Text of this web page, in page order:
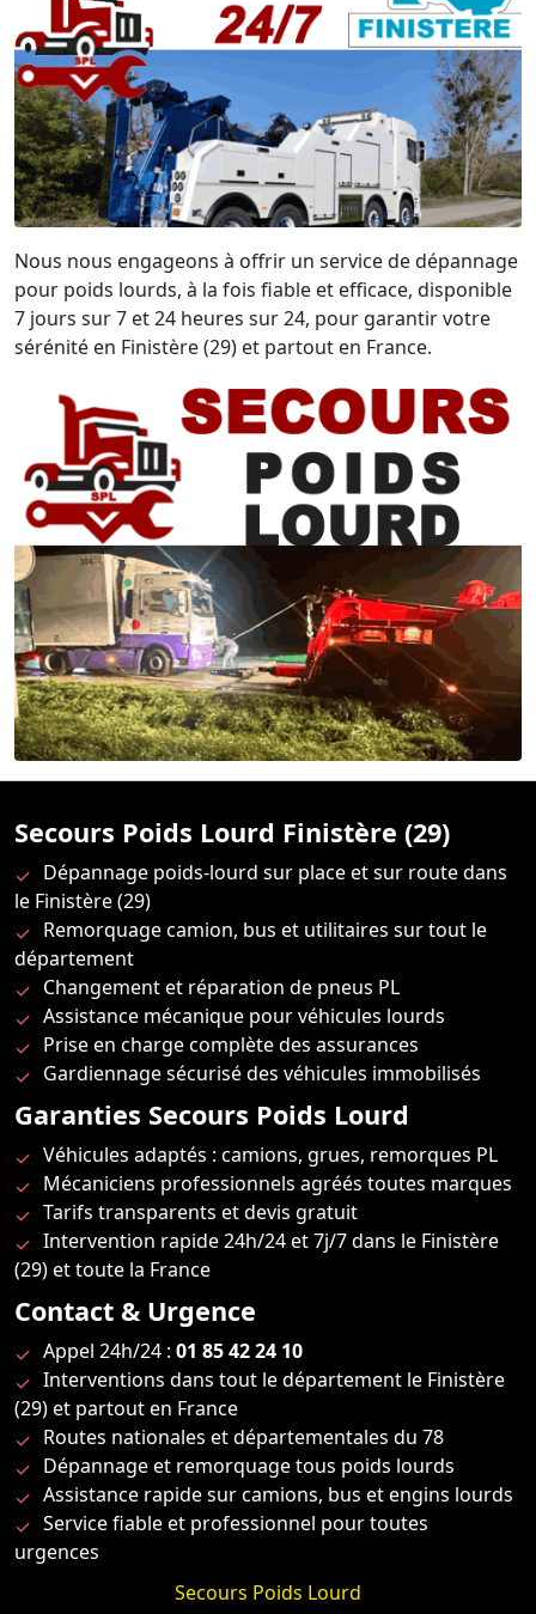
Nous nous engageons à offrir un service de dépannage
pour poids lourds, à la fois fiable et efficace, disponible
7 jours sur 7 et 24 heures sur 24, pour garantir votre
sérénité en Finistère (29) et partout en France.
Secours Poids Lourd Finistère (29)
Dépannage poids-lourd sur place et sur route dans
le Finistère (29)
Remorquage camion, bus et utilitaires sur tout le
département
Changement et réparation de pneus PL
Assistance mécanique pour véhicules lourds
Prise en charge complète des assurances
Gardiennage sécurisé des véhicules immobilisés
Garanties Secours Poids Lourd
Véhicules adaptés : camions, grues, remorques PL
Mécaniciens professionnels agréés toutes marques
Tarifs transparents et devis gratuit
Intervention rapide 24h/24 et 7j/7 dans le Finistère
(29) et toute la France
Contact & Urgence
Appel 24h/24 : 01 85 42 24 10
Interventions dans tout le département le Finistère
(29) et partout en France
Routes nationales et départementales du 78
Dépannage et remorquage tous poids lourds
Assistance rapide sur camions, bus et engins lourds
Service fiable et professionnel pour toutes
urgences
Secours Poids Lourd